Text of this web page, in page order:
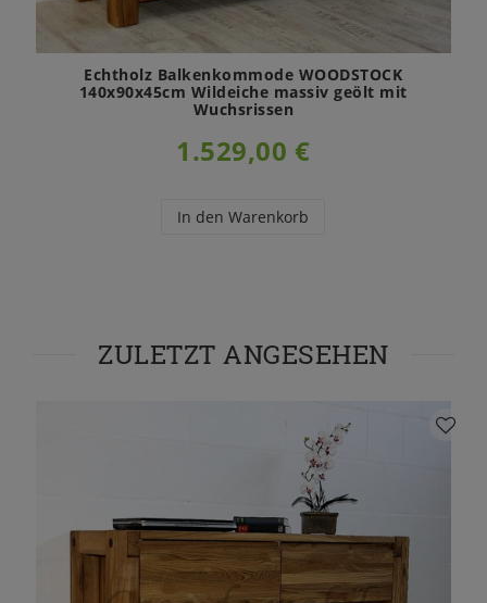
Echtholz Balkenkommode WOODSTOCK
140x90x45cm Wildeiche massiv geölt mit
Wuchsrissen
1.529,00 €
In den Warenkorb
ZULETZT ANGESEHEN